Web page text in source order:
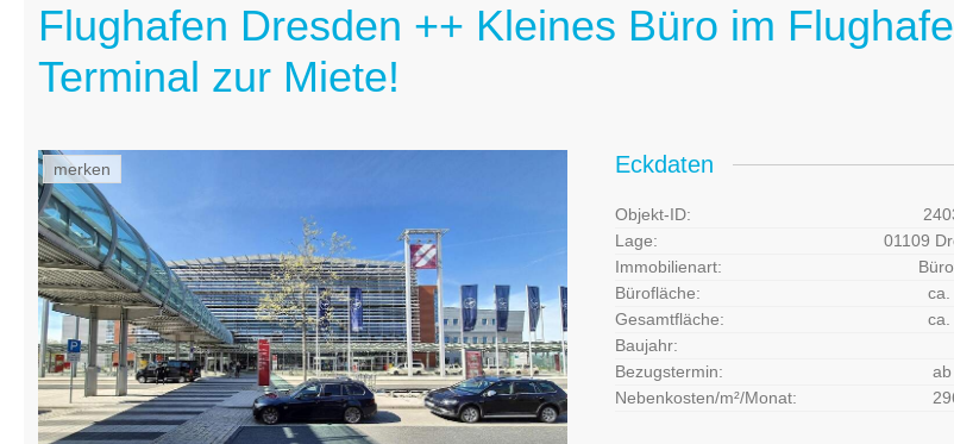
Flughafen Dresden ++ Kleines Büro im
Terminal zur Miete!
merken Eckdaten
Objekt-ID:
Lage:
01109
Immobilienart:
Bürofläche:
ca.
Gesamtfläche:
ca.
Baujahr:
Bezugstermin:
Nebenkosten/m²/Monat: